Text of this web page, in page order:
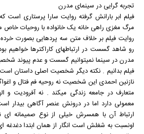
تجربه گرایی در سینمای مدرن
فیلم ابر بارانش گرفته روایت سارا پرستاری است
مرگ مغزی راهی خانه یک خانواده با روحیات خاص
روایت فیلم بر خلاف متن سه پردهایی بصورت خرده
رو شاهد گسست در ارتباطهای کاراکترها خواهیم
مدرن در سینما نمیتوانیم گسست و عدم پیوند
فیلم بدانیم . نکته دیگر شخصیت اصلی داستان است
نازنین احمدی این شخصیت نه روحیه فم فتال و
متعارف در جامعه زندگی میکند . نه آفرودیت
معمولی دارد اما در درونش عنصر آگاهی بیدار
ارتباط آن با همسرش خیلی از نوع صمیمانه
اونسبت به شغلش است انگار از همان ابتدا دغدغه